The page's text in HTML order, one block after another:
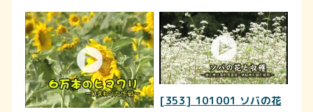
[353] 101001 ソバの花